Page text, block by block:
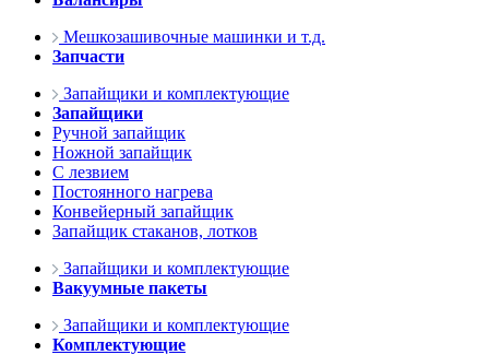
Мешкозашивочные машинки и т.д.
Запчасти
Запайщики и комплектующие
Запайщики
Ручной запайщик
Ножной запайщик
С лезвием
Постоянного нагрева
Конвейерный запайщик
Запайщик стаканов, лотков
Запайщики и комплектующие
Вакуумные пакеты
Запайщики и комплектующие
Комплектующие